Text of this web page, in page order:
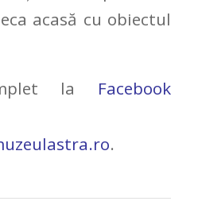
acasă cu obiectul
la Facebook
.